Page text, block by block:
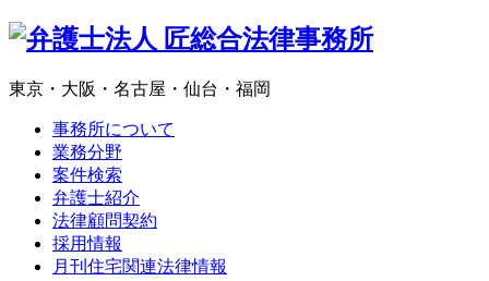
東京・大阪・名古屋・仙台・福岡
事務所について
業務分野
案件検索
弁護士紹介
法律顧問契約
採用情報
月刊住宅関連法律情報